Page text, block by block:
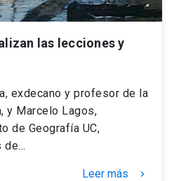
las lecciones y
exdecano y profesor de la
y Marcelo Lagos,
de Geografía UC,
de…
Leer más keyboard_arrow_right